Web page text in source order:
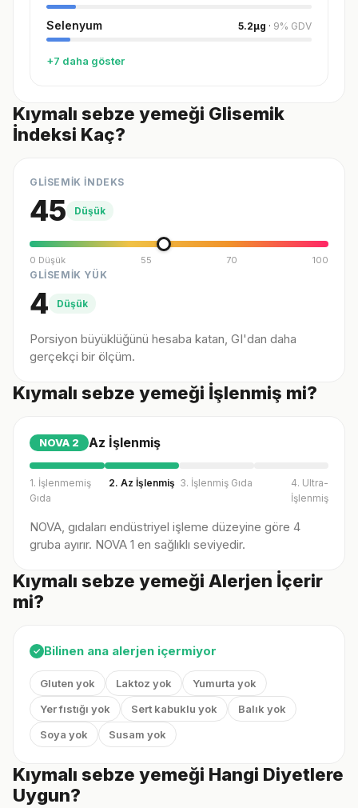
Selenyum 5.2µg · 9% GDV
+7 daha göster
Kıymalı sebze yemeği Glisemik
İndeksi Kaç?
GLİSEMİK İNDEKS
45 Düşük
0 Düşük 55 70 100
GLİSEMİK YÜK
4 Düşük
Porsiyon büyüklüğünü hesaba katan, GI'dan daha
gerçekçi bir ölçüm.
Kıymalı sebze yemeği İşlenmiş mi?
NOVA 2 Az İşlenmiş
1. İşlenmemiş
Gıda
2. Az İşlenmiş 3. İşlenmiş Gıda
4. Ultra-
İşlenmiş
NOVA, gıdaları endüstriyel işleme düzeyine göre 4
gruba ayırır. NOVA 1 en sağlıklı seviyedir.
Kıymalı sebze yemeği Alerjen İçerir
mi?
✓ Bilinen ana alerjen içermiyor
Gluten yok Laktoz yok
Yumurta yok
Yer fıstığı yok
Sert kabuklu yok
Balık yok
Soya yok
Susam yok
Kıymalı sebze yemeği Hangi Diyetlere
Uygun?